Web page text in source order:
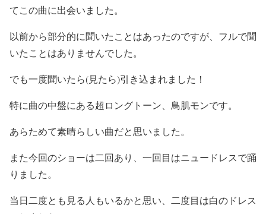
てこの曲に出会いました。
以前から部分的に聞いたことはあったのですが、フルで聞
いたことはありませんでした。
でも一度聞いたら(見たら)引き込まれました！
特に曲の中盤にある超ロングトーン、鳥肌モンです。
あらためて素晴らしい曲だと思いました。
また今回のショーは二回あり、一回目はニュードレスで踊
りました。
当日二度とも見る人もいるかと思い、二度目は白のドレス